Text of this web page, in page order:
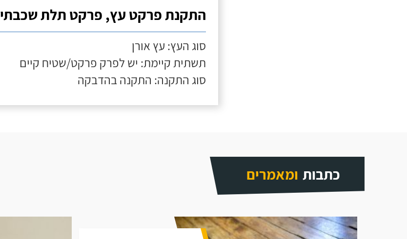
התקנת פרקט עץ, פרקט תלת שכבתי
סוג העץ: עץ אורן
תשתית קיימת: יש לפרק פרקט/שטיח קיים
סוג התקנה: התקנה בהדבקה
כתבות ומאמרים